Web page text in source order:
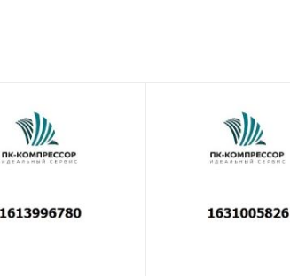
ООО «ПК-Компрессор» - надежный